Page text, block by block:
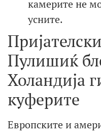
камерите не
усните.
Пулишиќ
Холандија
куферите
Европските и